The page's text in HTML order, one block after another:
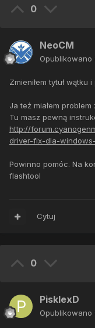
0
NeoCM
Opublikowano
Zmieniłem tytuł wątku i
Ja też miałem
Tu masz pewną
http://
driver-fix-dla-
Powinno pomóc. Na
flashtool
Cytuj
0
PisklexD
Opublikowano